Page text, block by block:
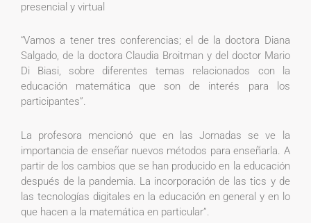
presencial y virtual
“Vamos a tener tres conferencias; el de la doctora Diana
Salgado, de la doctora Claudia Broitman y del doctor Mario
Di Biasi, sobre diferentes temas relacionados con la
educación matemática que son de interés para los
participantes”.
La profesora mencionó que en las Jornadas se ve la
importancia de enseñar nuevos métodos para enseñarla. A
partir de los cambios que se han producido en la educación
después de la pandemia. La incorporación de las tics y de
las tecnologías digitales en la educación en general y en lo
que hacen a la matemática en particular”.